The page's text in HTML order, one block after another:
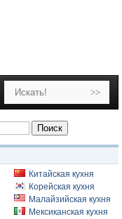
Китайская кухня
Корейская кухня
Малайзийская кухня
Мексиканская кухня